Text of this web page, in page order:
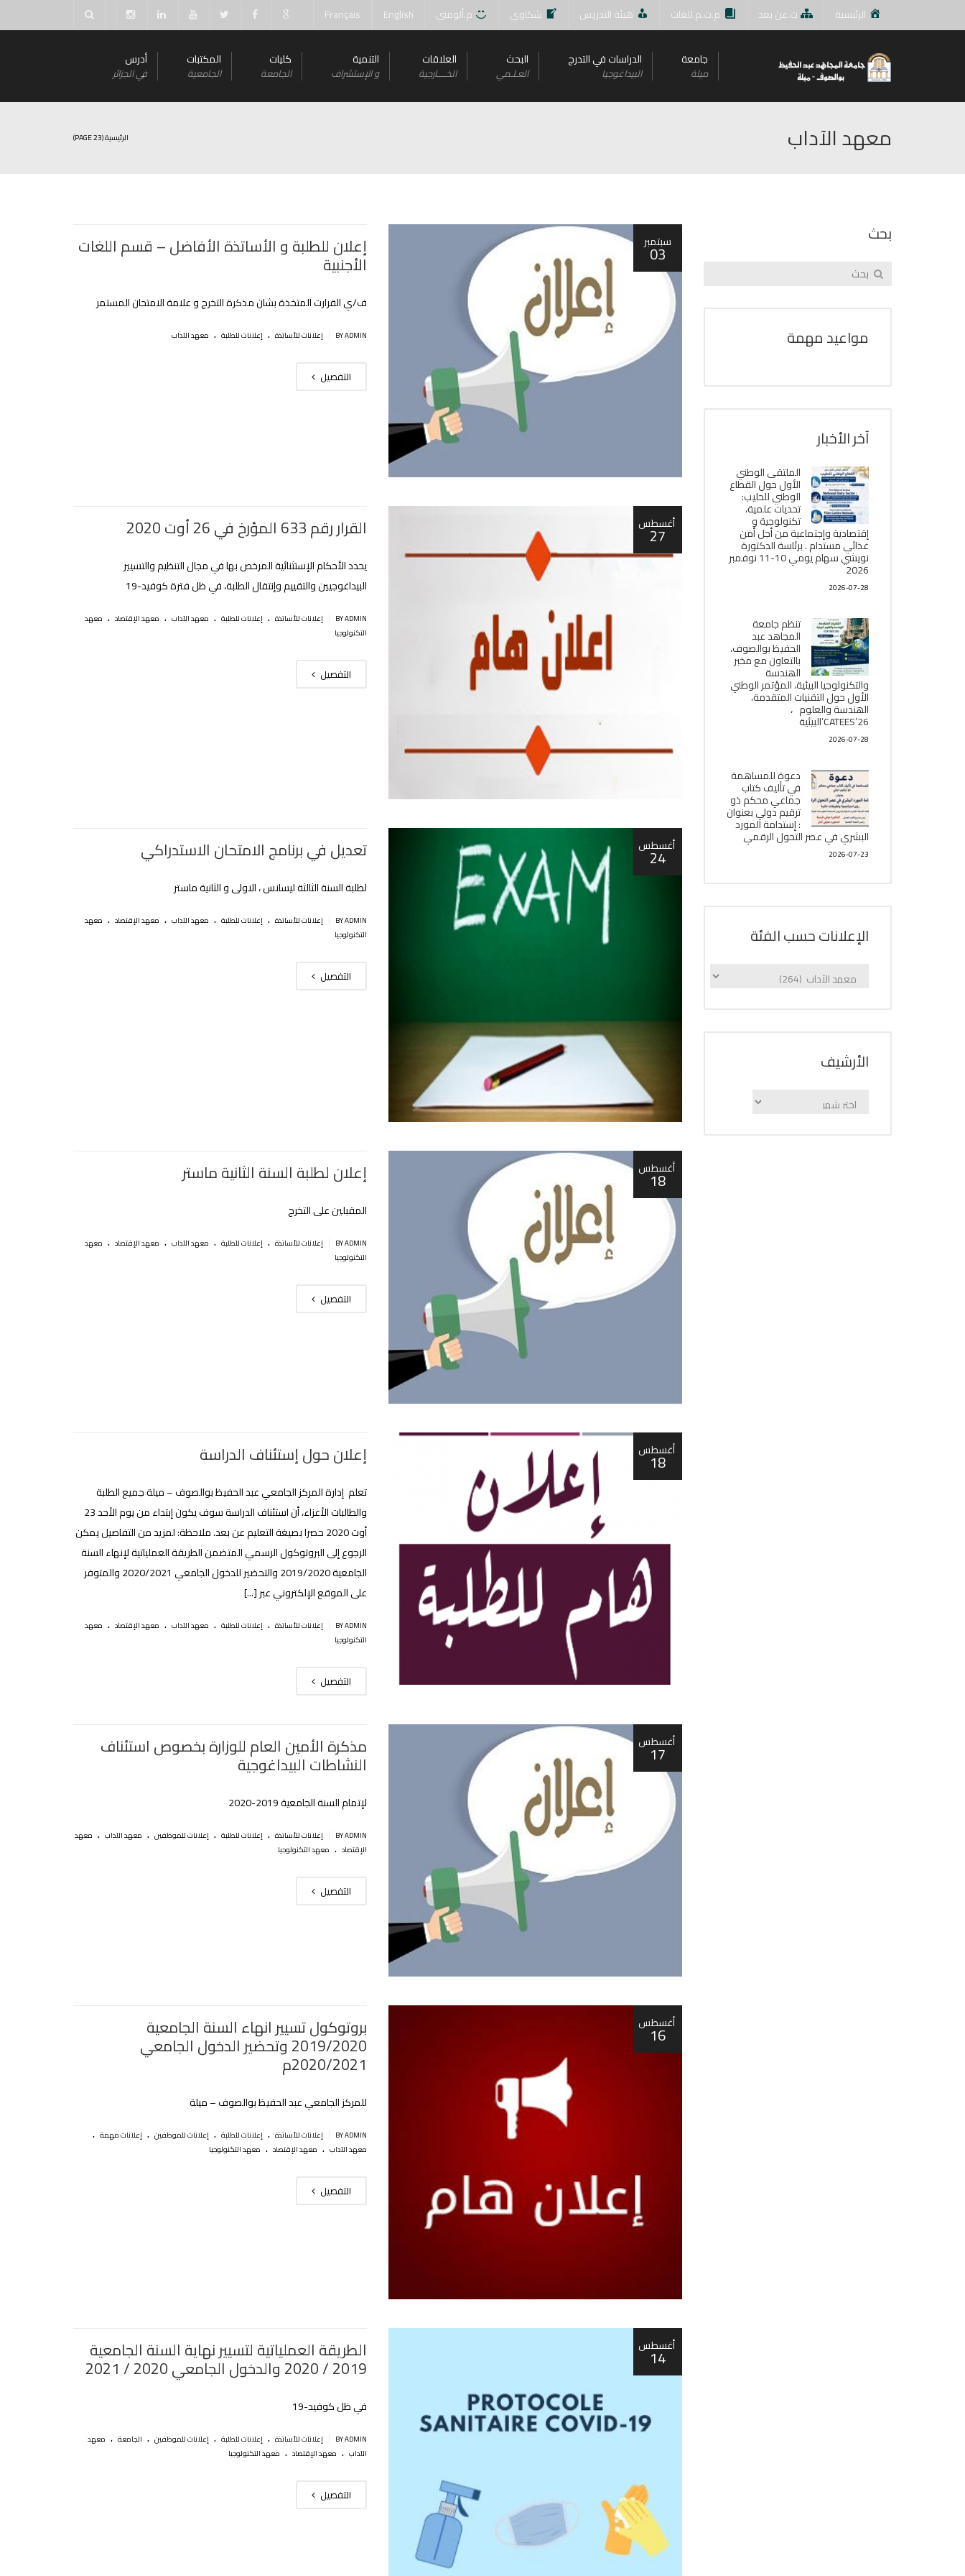
الرئيسية ت.عن بعد م.ت.م.للغات هيئة التدريس شكاوي م.ألومني English
Français
جامعة
ميلة
الدراسات في التدرج
البيداغوجيا
البحث
العـلـمي
العلاقات
الخــــارجية
التنمية
و اﻹستشراف
كليات
الجامعة
المكتبات
الجامعية
أدرس
في الجزائر
معهد الآداب الرئيسية(PAGE 23)
سبتمبر
03 إعلان للطلبة و اﻷساتذة اﻷفاضل – قسم اللغات
اﻷجنبية
ف/ي القرارت المتخذة بشان مذكرة التخرج و علامة الامتحان المستمر
BY ADMIN إعلانات للأساتذة . إعلانات للطلبة . معهد الآداب
التفصيل
أغسطس
27 القرار رقم 633 المؤرخ في 26 أوت 2020
يحدد الأحكام الإستثنائية المرخص بها في مجال التنظيم والتسيير
البيداغوجيين والتقييم وإنتقال الطلبة، في ظل فترة كوفيد-19
BY ADMIN إعلانات للأساتذة . إعلانات للطلبة . معهد الآداب . معهد الإقتصاد . معهد
التكنولوجيا
التفصيل
أغسطس
24 تعديل في برنامج الامتحان الاستدراكي
لطلبة السنة الثالثة ليسانس ، الاولى و الثانية ماستر
BY ADMIN إعلانات للأساتذة . إعلانات للطلبة . معهد الآداب . معهد الإقتصاد . معهد
التكنولوجيا
التفصيل
أغسطس
18 إعلان لطلبة السنة الثانية ماستر
المقبلين على التخرج
BY ADMIN إعلانات للأساتذة . إعلانات للطلبة . معهد الآداب . معهد الإقتصاد . معهد
التكنولوجيا
التفصيل
أغسطس
18 إعلان حول إستئناف الدراسة
تعلم إدارة المركز الجامعي عبد الحفيظ بوالصوف – ميلة جميع الطلبة
والطالبات الأعزاء، أن استئناف الدراسة سوف يكون إبتداء من يوم الأحد 23
أوت 2020 حصرا بصيغة التعليم عن بعد. ملاحظة: لمزيد من التفاصيل يمكن
الرجوع إلى البروتوكول الرسمي المتضمن الطريقة العملياتية لإنهاء السنة
الجامعية 2019/2020 والتحضير للدخول الجامعي 2020/2021 والمتوفر
على الموقع الإلكتروني عبر [...]
BY ADMIN إعلانات للأساتذة . إعلانات للطلبة . معهد الآداب . معهد الإقتصاد . معهد
التكنولوجيا
التفصيل
أغسطس
17 مذكرة الأمين العام للوزارة بخصوص استئناف
النشاطات البيداغوجية
لإتمام السنة الجامعية 2019-2020‎
BY ADMIN إعلانات للأساتذة . إعلانات للطلبة . إعلانات للموظفين . معهد الآداب . معهد
الإقتصاد . معهد التكنولوجيا
التفصيل
أغسطس
16 بروتوكول تسيير انهاء السنة الجامعية
2019/2020 وتحضير الدخول الجامعي
2020/2021م
للمركز الجامعي عبد الحفيظ بوالصوف – ميلة
BY ADMIN إعلانات للأساتذة . إعلانات للطلبة . إعلانات للموظفين . إعلانات مهمة .
معهد الآداب . معهد الإقتصاد . معهد التكنولوجيا
التفصيل
أغسطس
14 الطريقة العملياتية لتسيير نهاية السنة الجامعية
2019 / 2020 والدخول الجامعي 2020 / 2021
في ظل كوفيد-‎19
BY ADMIN إعلانات للأساتذة . إعلانات للطلبة . إعلانات للموظفين . الجامعة . معهد
الآداب . معهد الإقتصاد . معهد التكنولوجيا
التفصيل
بحث
مواعيد مهمة
آخر الأخبار
الملتقى الوطني
الأول حول القطاع
الوطني للحليب:
تحديات علمية،
تكنولوجية و
إقتصادية وإجتماعية من أجل أمن
غذائي مستدام . برئاسة الدكتورة
نويشي سهام يومي 10-11 نوفمبر
2026
2026-07-28
تنظم جامعة
المجاهد عبد
الحفيظ بوالصوف،
بالتعاون مع مخبر
الھندسة
والتكنولوجيا البیئیة، المؤتمر الوطني
الأول حول التقنيات المتقدمة،
الھندسة والعلوم ،
CATEES’26’البیئية
2026-07-28
دعوة للمساهمة
في تأليف كتاب
جماعي محكم ذو
ترقيم دولي بعنوان
: إستدامة المورد
البشري في عصر التحول الرقمي
2026-07-23
الإعلانات حسب الفئة
الإعلانات
اﻷرشيف
اﻷرشيف